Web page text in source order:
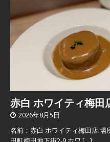
赤白 ホワイティ梅田
2026年8月5日
名前：赤白 ホワイティ梅田店 場